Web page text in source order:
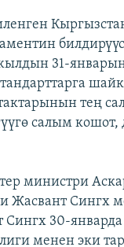
31-
тең
салым
министри
Жасвант Сингх
30-
менен эки